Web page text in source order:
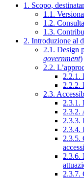
1. Scopo,
1.1.
1.2.
1.3.
2. Introduzione al
2.1. Design
government)
2.2.
2.2.1.
2.2.2.
2.3.
2.3.1.
2.3.2.
2.3.3.
2.3.4.
2.3.5.
2.3.6.
2.3.7.